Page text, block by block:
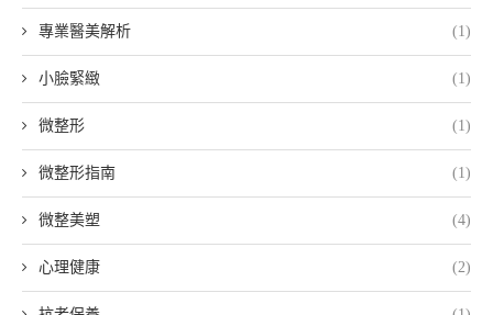
專業醫美解析 (1)
小臉緊緻 (1)
微整形 (1)
微整形指南 (1)
微整美塑 (4)
心理健康 (2)